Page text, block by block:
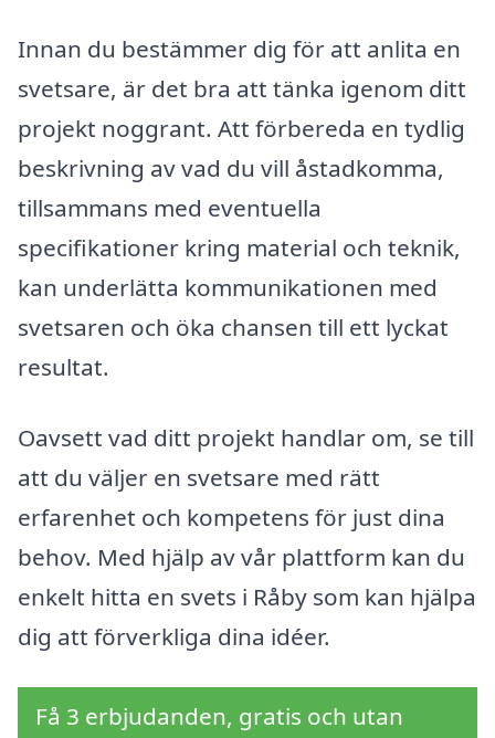
Innan du bestämmer dig för att anlita en
svetsare, är det bra att tänka igenom ditt
projekt noggrant. Att förbereda en tydlig
beskrivning av vad du vill åstadkomma,
tillsammans med eventuella
specifikationer kring material och teknik,
kan underlätta kommunikationen med
svetsaren och öka chansen till ett lyckat
resultat.
Oavsett vad ditt projekt handlar om, se till
att du väljer en svetsare med rätt
erfarenhet och kompetens för just dina
behov. Med hjälp av vår plattform kan du
enkelt hitta en svets i Råby som kan hjälpa
dig att förverkliga dina idéer.
Få 3 erbjudanden, gratis och utan